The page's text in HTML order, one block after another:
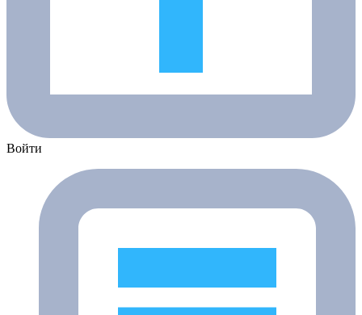
Войти